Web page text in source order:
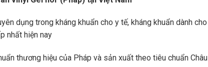
dụng trong kháng khuẩn cho y tế, kháng khuẩn dành cho
nhất hiện nay
thương hiệu của Pháp và sản xuất theo tiêu chuẩn Châu